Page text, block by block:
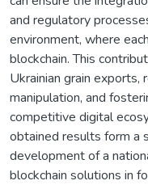
and regulatory
environment, where
blockchain. This
Ukrainian grain exports,
manipulation, and
competitive digital
obtained results form a
development of a
blockchain solutions in